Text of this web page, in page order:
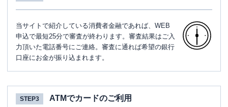
当サイトで紹介している消費者金融であれば、WEB
申込で最短25分で審査が終わります。審査結果はご入
力頂いた電話番号にご連絡。審査に通れば希望の銀行
口座にお金が振り込まれます。
STEP3 ATMでカードのご利用